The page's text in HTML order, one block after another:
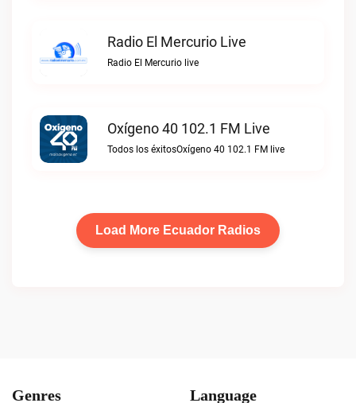
Radio El Mercurio Live
Radio El Mercurio live
Oxígeno 40 102.1 FM Live
Todos los éxitosOxígeno 40 102.1 FM live
Load More Ecuador Radios
Genres Language